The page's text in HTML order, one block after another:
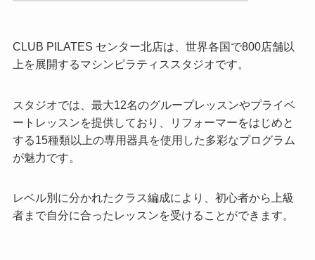
CLUB PILATES センター北店は、世界各国で800店舗以
上を展開するマシンピラティススタジオです。
スタジオでは、最大12名のグループレッスンやプライベ
ートレッスンを提供しており、リフォーマーをはじめと
する15種類以上の専用器具を使用した多彩なプログラム
が魅力です。
レベル別に分かれたクラス編成により、初心者から上級
者まで自分に合ったレッスンを受けることができます。